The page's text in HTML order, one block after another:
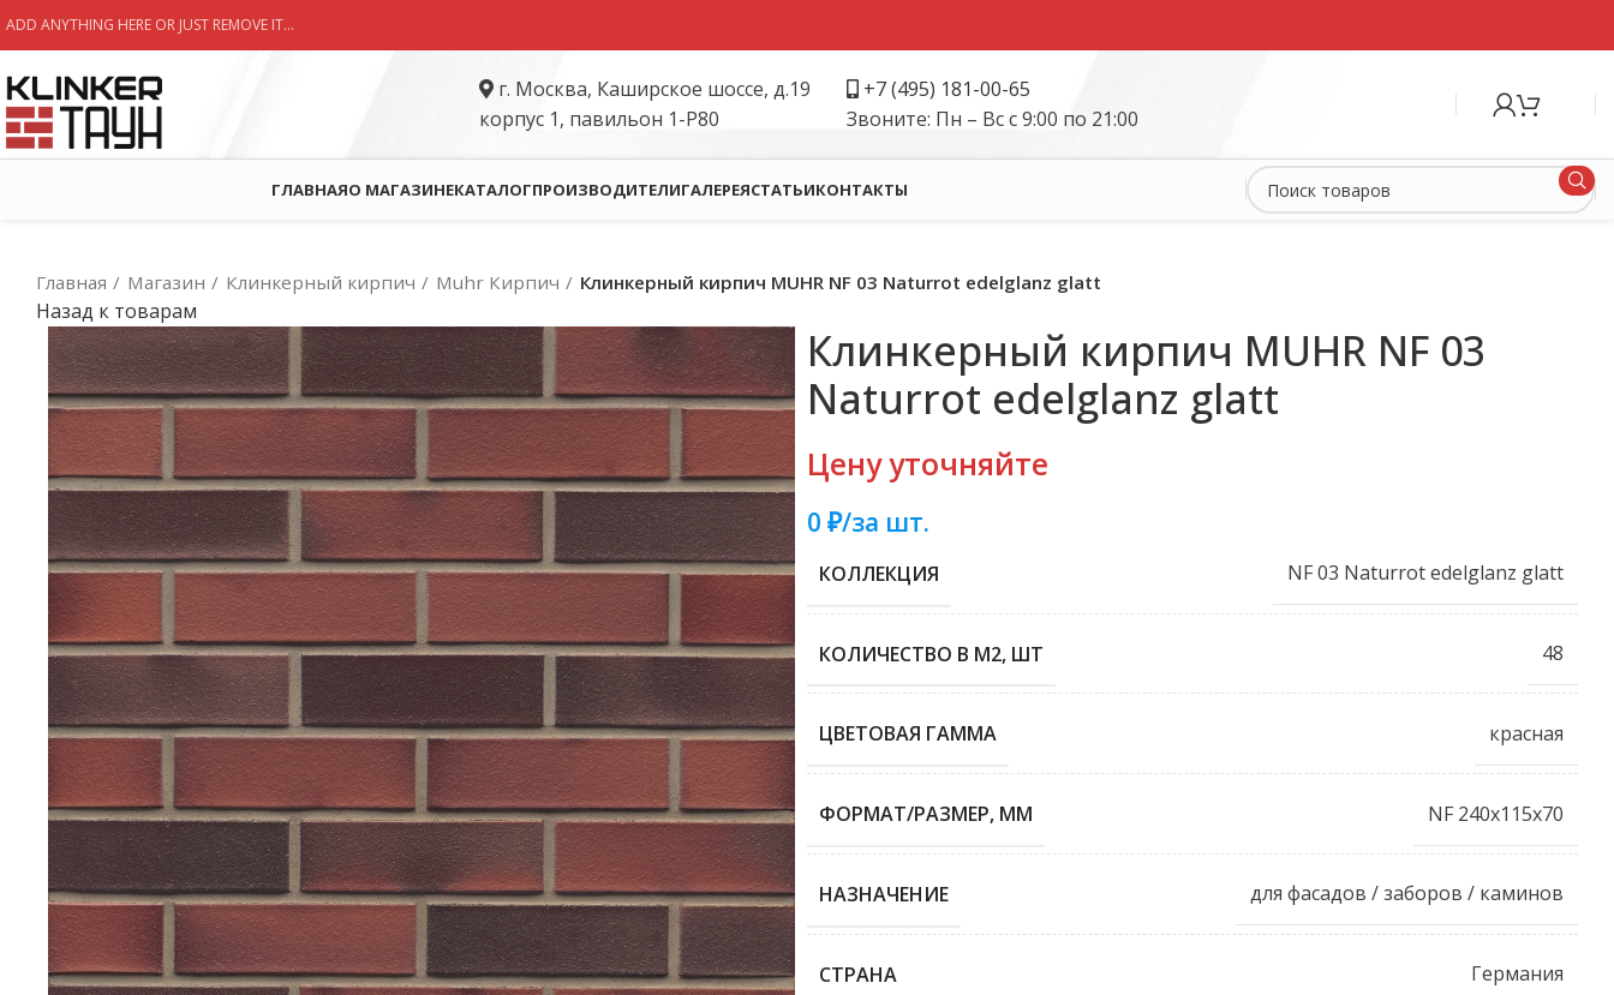
ADD ANYTHING HERE OR JUST REMOVE IT…
г. Москва, Каширское шоссе, д.19
корпус 1, павильон 1-Р80
+7 (495) 181-00-65
Звоните: Пн – Вс с 9:00 по 21:00
ГЛАВНАЯО МАГАЗИНЕКАТАЛОГПРОИЗВОДИТЕЛИГАЛЕРЕЯСТАТЬИКОНТАКТЫ
Главная Магазин Клинкерный кирпич Muhr Кирпич Клинкерный кирпич MUHR NF 03 Naturrot edelglanz glatt
Назад к товарам
Клинкерный кирпич MUHR NF 03
Naturrot edelglanz glatt
Цену уточняйте
0 ₽/за шт.
КОЛЛЕКЦИЯ NF 03 Naturrot edelglanz glatt
КОЛИЧЕСТВО В М2, ШТ 48
ЦВЕТОВАЯ ГАММА красная
ФОРМАТ/РАЗМЕР, ММ NF 240x115x70
НАЗНАЧЕНИЕ для фасадов / заборов / каминов
СТРАНА Германия